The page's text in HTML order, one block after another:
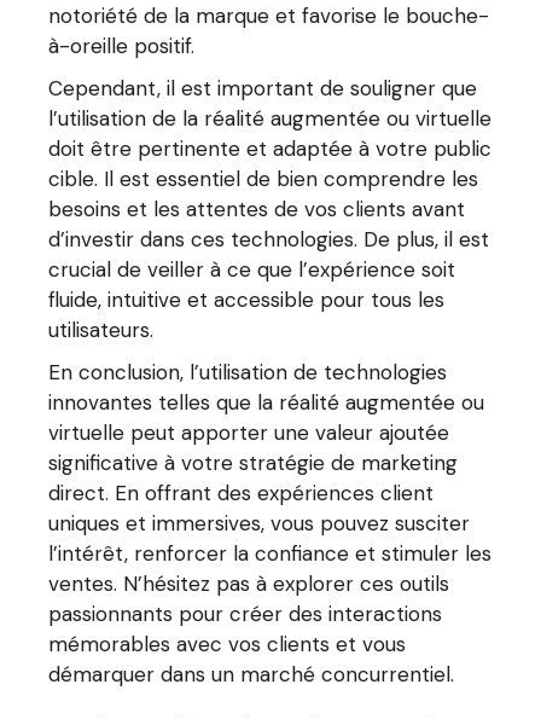
notoriété de la marque et favorise le bouche-
à-oreille positif.
Cependant, il est important de souligner que
l’utilisation de la réalité augmentée ou virtuelle
doit être pertinente et adaptée à votre public
cible. Il est essentiel de bien comprendre les
besoins et les attentes de vos clients avant
d’investir dans ces technologies. De plus, il est
crucial de veiller à ce que l’expérience soit
fluide, intuitive et accessible pour tous les
utilisateurs.
En conclusion, l’utilisation de technologies
innovantes telles que la réalité augmentée ou
virtuelle peut apporter une valeur ajoutée
significative à votre stratégie de marketing
direct. En offrant des expériences client
uniques et immersives, vous pouvez susciter
l’intérêt, renforcer la confiance et stimuler les
ventes. N’hésitez pas à explorer ces outils
passionnants pour créer des interactions
mémorables avec vos clients et vous
démarquer dans un marché concurrentiel.